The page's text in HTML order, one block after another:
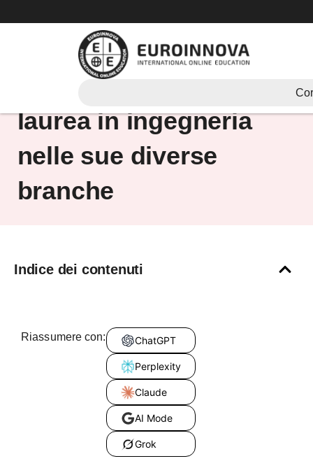
al
Scopri quanto dura la
laurea in ingegneria
nelle sue diverse
branche
Indice dei contenuti
Riassumere con: ChatGPT
Perplexity
Claude
AI Mode
Grok